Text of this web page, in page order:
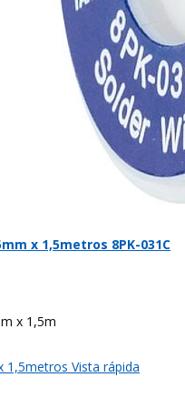
x 1,5metros 8PK-031C
x 1,5m
Vista rápida